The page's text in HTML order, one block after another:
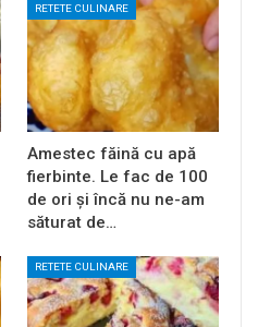
RETETE CULINARE
Amestec făină cu apă
fierbinte. Le fac de 100
de ori și încă nu ne-am
săturat de…
RETETE CULINARE